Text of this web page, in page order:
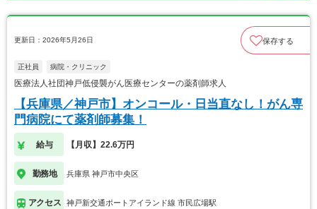
更新日：2026年5月26日 保存する
正社員 病院・クリニック
医療法人社団神戸低侵襲がん医療センターの薬剤師求人
【兵庫県／神戸市】オンコール・日当直なし！がん専
門病院にて薬剤師募集！
給与 【月収】22.6万円
勤務地 兵庫県 神戸市中央区
アクセス 神戸新交通ポートアイランド線 市民広場駅